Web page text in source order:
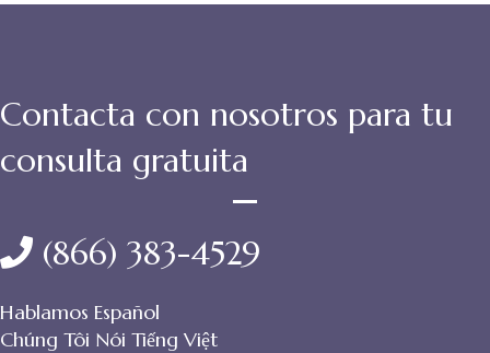
Contacta con nosotros para tu
consulta gratuita
(866) 383-4529
Hablamos Español
Chúng Tôi Nói Tiếng Việt